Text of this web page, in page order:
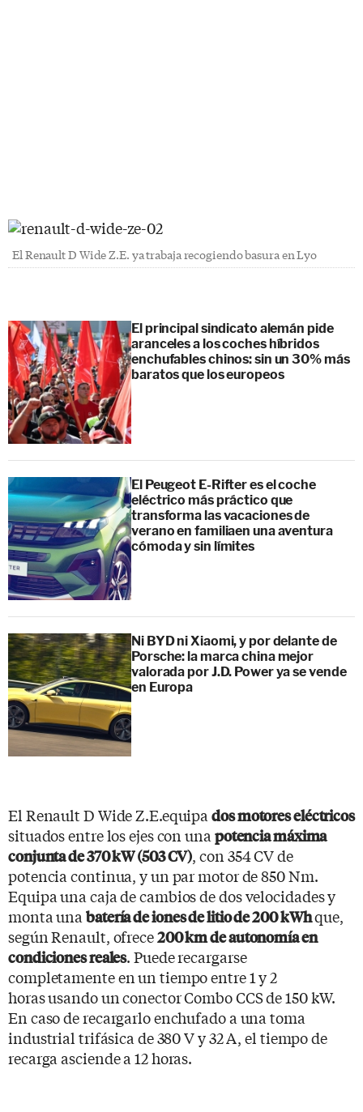
El Renault D Wide Z.E. ya trabaja recogiendo basura en Lyo
El principal sindicato alemán pide
aranceles a los coches híbridos
enchufables chinos: sin un 30% más
baratos que los europeos
El Peugeot E-Rifter es el coche
eléctrico más práctico que
transforma las vacaciones de
verano en familiaen una aventura
cómoda y sin límites
Ni BYD ni Xiaomi, y por delante de
Porsche: la marca china mejor
valorada por J.D. Power ya se vende
en Europa
El Renault D Wide Z.E.equipados motores eléctricos
situados entre los ejes con una potencia máxima
conjunta de 370 kW (503 CV), con 354 CV de
potencia continua, y un par motor de 850 Nm.
Equipa una caja de cambios de dos velocidades y
monta unabatería de iones de litio de 200 kWhque,
según Renault, ofrece200 km de autonomía en
condiciones reales. Puede recargarse
completamente en un tiempo entre 1 y 2
horas usando un conector Combo CCS de 150 kW.
En caso de recargarlo enchufado a una toma
industrial trifásica de 380 V y 32 A, el tiempo de
recarga asciende a 12 horas.